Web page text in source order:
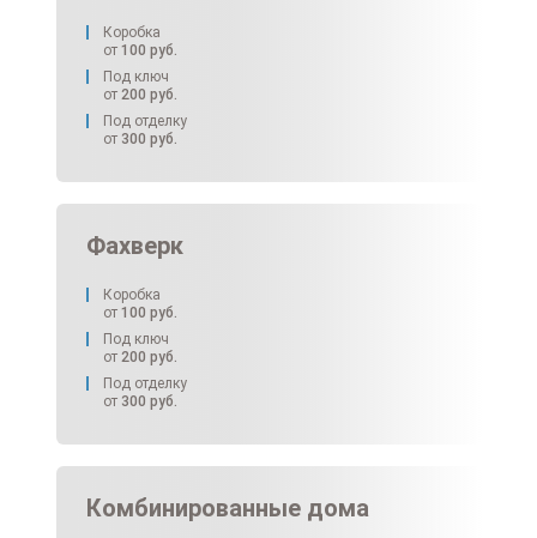
Коробка
от 100 руб.
Под ключ
от 200 руб.
Под отделку
от 300 руб.
Фахверк
Коробка
от 100 руб.
Под ключ
от 200 руб.
Под отделку
от 300 руб.
Комбинированные дома